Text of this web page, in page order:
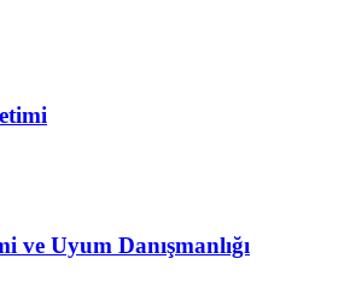
ve Uyum Danışmanlığı